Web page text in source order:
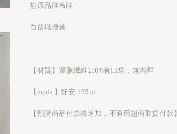
無原品牌吊牌
自留橄欖黃
【材質】聚脂纖維100%有口袋，無內裡
【model】妤安 159cm
【預購商品付款後追加，不適用超商取貨付款】